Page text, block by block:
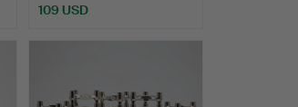
109 USD